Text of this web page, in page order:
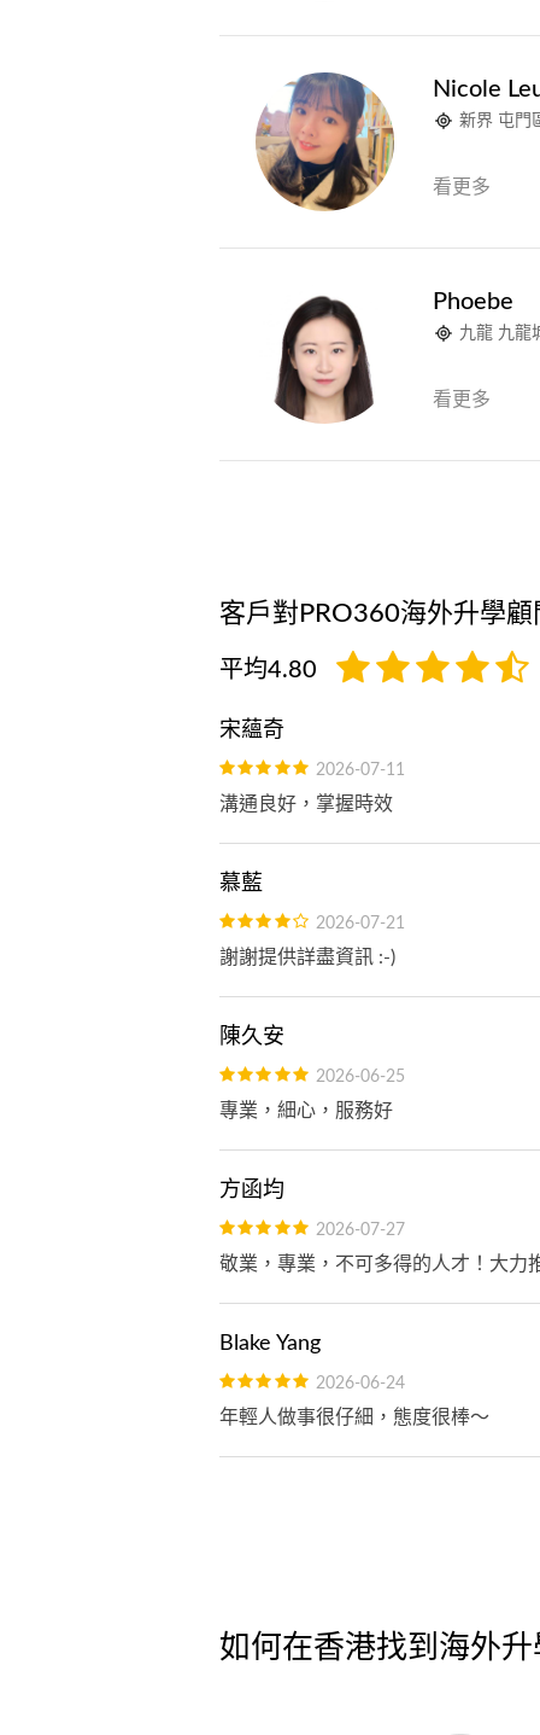
Nicole
新界 屯門
看更多
Phoebe
九龍 九龍
看更多
客戶對PRO360海外升學顧
平均4.80
宋蘊奇
2026-07-11
溝通良好，掌握時效
慕藍
2026-07-21
謝謝提供詳盡資訊 :-)
陳久安
2026-06-25
專業，細心，服務好
方函均
2026-07-27
敬業，專業，不可多得的人才！大力
Blake Yang
2026-06-24
年輕人做事很仔細，態度很棒～
如何在香港找到海外升